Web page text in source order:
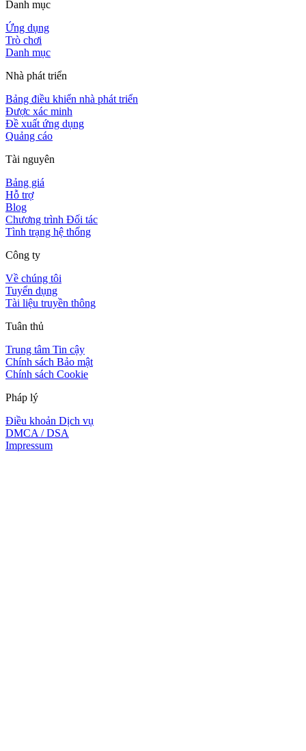
Danh mục
Ứng dụng
Trò chơi
Danh mục
Nhà phát triển
Bảng điều khiển nhà phát triển
Được xác minh
Đề xuất ứng dụng
Quảng cáo
Tài nguyên
Bảng giá
Hỗ trợ
Blog
Chương trình Đối tác
Tình trạng hệ thống
Công ty
Về chúng tôi
Tuyển dụng
Tài liệu truyền thông
Tuân thủ
Trung tâm Tin cậy
Chính sách Bảo mật
Chính sách Cookie
Pháp lý
Điều khoản Dịch vụ
DMCA / DSA
Impressum